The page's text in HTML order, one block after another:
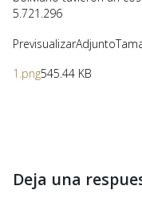
5.721.296
1.png545.44 KB
Deja una